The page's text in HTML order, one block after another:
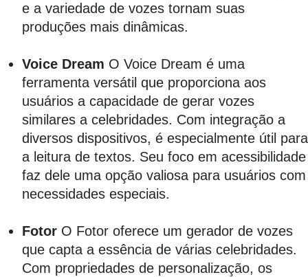
e a variedade de vozes tornam suas
produções mais dinâmicas.
Voice Dream O Voice Dream é uma
ferramenta versátil que proporciona aos
usuários a capacidade de gerar vozes
similares a celebridades. Com integração a
diversos dispositivos, é especialmente útil para
a leitura de textos. Seu foco em acessibilidade
faz dele uma opção valiosa para usuários com
necessidades especiais.
Fotor O Fotor oferece um gerador de vozes
que capta a essência de várias celebridades.
Com propriedades de personalização, os